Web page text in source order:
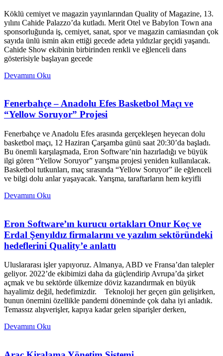
Köklü cemiyet ve magazin yayınlarından Quality of Magazine, 13.
yılını Cahide Palazzo’da kutladı. Merit Otel ve Babylon Town ana
sponsorluğunda iş, cemiyet, sanat, spor ve magazin camiasından çok
sayıda ünlü ismin akın ettiği gecede adeta yıldızlar geçidi yaşandı.
Cahide Show ekibinin birbirinden renkli ve eğlenceli dans
gösterisiyle başlayan gecede
Devamını Oku
Fenerbahçe – Anadolu Efes Basketbol Maçı ve
“Yellow Soruyor” Projesi
Fenerbahçe ve Anadolu Efes arasında gerçekleşen heyecan dolu
basketbol maçı, 12 Haziran Çarşamba günü saat 20:30’da başladı.
Bu önemli karşılaşmada, Eron Software’nin hazırladığı ve büyük
ilgi gören “Yellow Soruyor” yarışma projesi yeniden kullanılacak.
Basketbol tutkunları, maç sırasında “Yellow Soruyor” ile eğlenceli
ve bilgi dolu anlar yaşayacak. Yarışma, taraftarların hem keyifli
Devamını Oku
Eron Software’ın kurucu ortakları Onur Koç ve
Erdal Şenyıldız firmalarını ve yazılım sektöründeki
hedeflerini Quality’e anlattı
Uluslararası işler yapıyoruz. Almanya, ABD ve Fransa’dan talepler
geliyor. 2022’de ekibimizi daha da güçlendirip Avrupa’da şirket
açmak ve bu sektörde ülkemize döviz kazandırmak en büyük
hayalimiz değil, hedefimizdir. Teknoloji her geçen gün gelişirken,
bunun önemini özellikle pandemi döneminde çok daha iyi anladık.
Temassız alışverişler, kapıya kadar gelen siparişler derken,
Devamını Oku